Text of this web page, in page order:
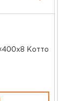
Котто